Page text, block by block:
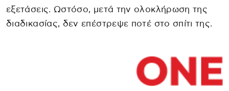
εξετάσεις. Ωστόσο, μετά την ολοκλήρωση της
διαδικασίας, δεν επέστρεψε ποτέ στο σπίτι της.